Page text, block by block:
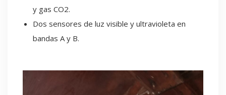
y gas CO2.
Dos sensores de luz visible y ultravioleta en
bandas A y B.